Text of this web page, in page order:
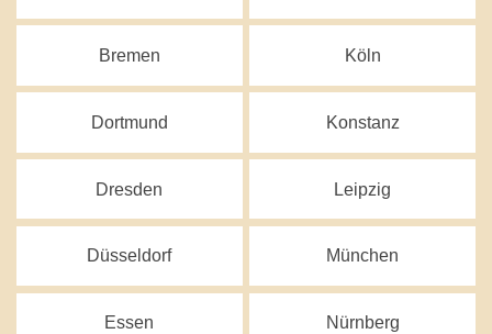
Bremen
Dortmund
Dresden
Düsseldorf
Essen
Köln
Konstanz
Leipzig
München
Nürnberg